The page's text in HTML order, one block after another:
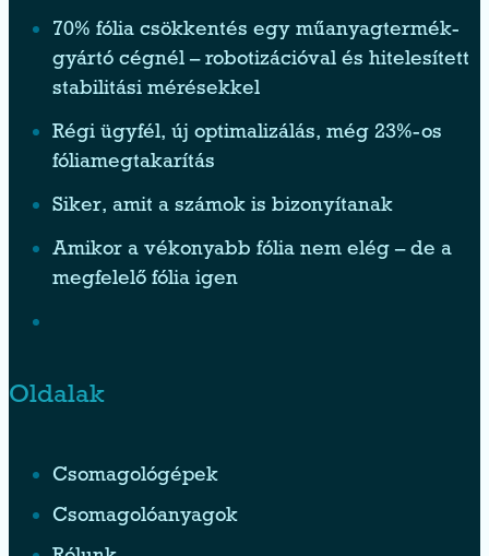
70% fólia csökkentés egy műanyagtermék-
gyártó cégnél – robotizációval és hitelesített
stabilitási mérésekkel
Régi ügyfél, új optimalizálás, még 23%-os
fóliamegtakarítás
Siker, amit a számok is bizonyítanak
Amikor a vékonyabb fólia nem elég – de a
megfelelő fólia igen
Oldalak
Csomagológépek
Csomagolóanyagok